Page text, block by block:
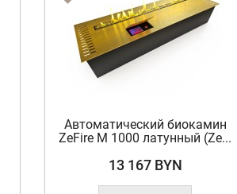
Автоматический биокамин
ZeFire М 1000 латунный (Ze...
13 167 BYN